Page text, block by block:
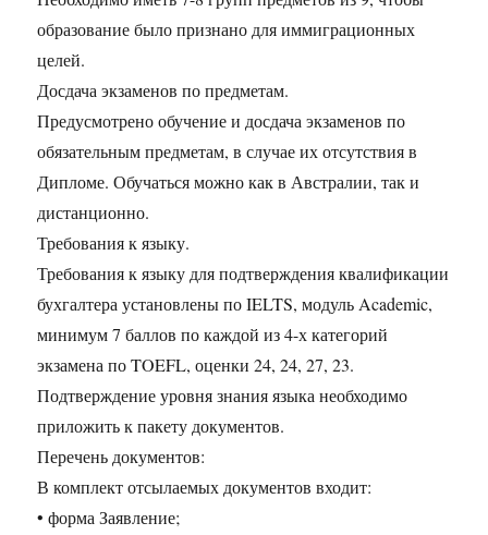
образование было признано для иммиграционных
целей.
Досдача экзаменов по предметам.
Предусмотрено обучение и досдача экзаменов по
обязательным предметам, в случае их отсутствия в
Дипломе. Обучаться можно как в Австралии, так и
дистанционно.
Требования к языку.
Требования к языку для подтверждения квалификации
бухгалтера установлены по IELTS, модуль Academic,
минимум 7 баллов по каждой из 4-х категорий
экзамена по TOEFL, оценки 24, 24, 27, 23.
Подтверждение уровня знания языка необходимо
приложить к пакету документов.
Перечень документов:
В комплект отсылаемых документов входит:
• форма Заявление;